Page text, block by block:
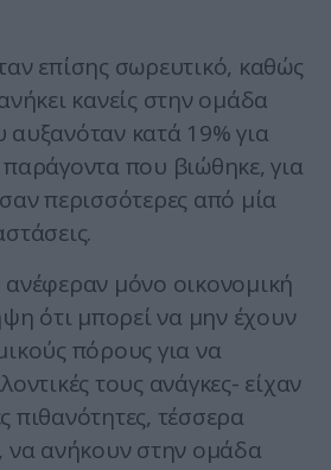
επίσης σωρευτικό, καθώς
κανείς στην ομάδα
κατά 19% για
που βιώθηκε, για
περισσότερες από μία
μόνο οικονομική
ότι μπορεί να μην έχουν
πόρους για να
τους ανάγκες- είχαν
πιθανότητες, τέσσερα
να ανήκουν στην ομάδα